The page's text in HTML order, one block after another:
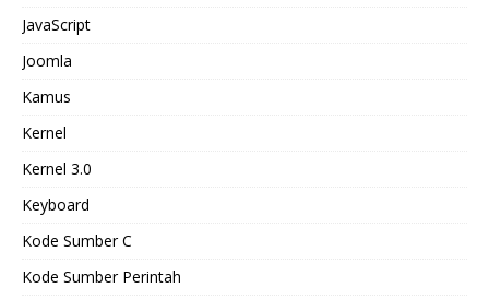
JavaScript
Joomla
Kamus
Kernel
Kernel 3.0
Keyboard
Kode Sumber C
Kode Sumber Perintah